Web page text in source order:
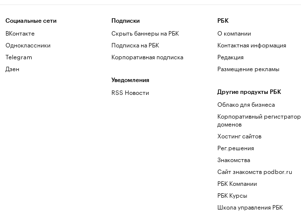
Социальные сети
ВКонтакте
Одноклассники
Telegram
Дзен
Подписки
Скрыть баннеры на РБК
Подписка на РБК
Корпоративная подписка
Уведомления
RSS Новости
РБК
О компании
Контактная информация
Редакция
Размещение рекламы
Другие продукты РБК
Облако для бизнеса
Корпоративный регистратор
доменов
Хостинг сайтов
Рег.решения
Знакомства
Сайт знакомств podbor.ru
РБК Компании
РБК Курсы
Школа управления РБК